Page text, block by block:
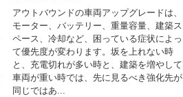
アウトバウンドの車両アップグレードは、
モーター、バッテリー、重量容量、建築ス
ペース、冷却など、困っている症状によっ
て優先度が変わります。坂を上れない時
と、充電切れが多い時と、建築を増やして
車両が重い時では、先に見るべき強化先が
同じではあ...